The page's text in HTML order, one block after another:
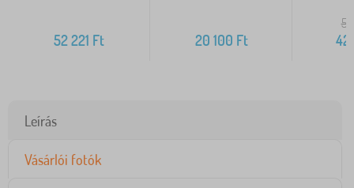
52 221 Ft 20 100 Ft 42
Leírás
Vásárlói fotók